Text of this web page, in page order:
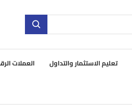
تعليم الاستثمار والتداول العملات